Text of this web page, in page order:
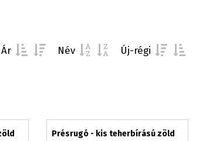
Ár Név Új-régi
Présrugó - kis teherbírású zöld